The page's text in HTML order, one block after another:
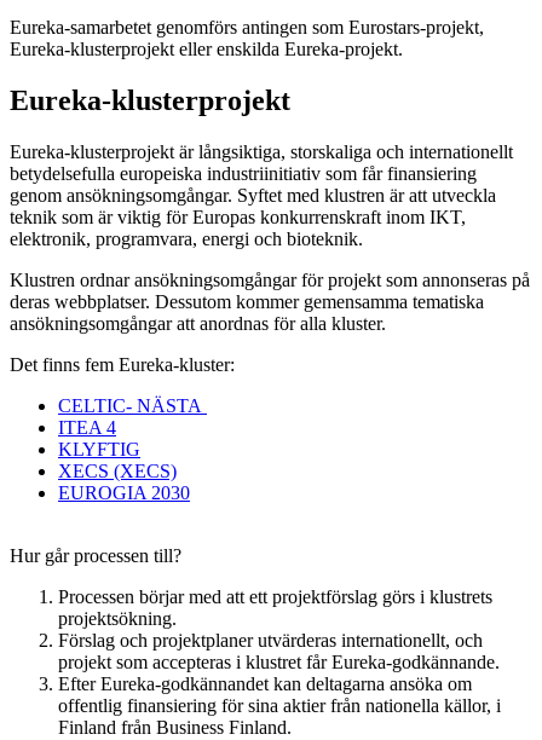
Eureka-samarbetet genomförs antingen som Eurostars-projekt,
Eureka-klusterprojekt eller enskilda Eureka-projekt.
Eureka-klusterprojekt
Eureka-klusterprojekt är långsiktiga, storskaliga och internationellt
betydelsefulla europeiska industriinitiativ som får finansiering
genom ansökningsomgångar. Syftet med klustren är att utveckla
teknik som är viktig för Europas konkurrenskraft inom IKT,
elektronik, programvara, energi och bioteknik.
Klustren ordnar ansökningsomgångar för projekt som annonseras på
deras webbplatser. Dessutom kommer gemensamma tematiska
ansökningsomgångar att anordnas för alla kluster.
Det finns fem Eureka-kluster:
CELTIC- NÄSTA
ITEA 4
KLYFTIG
XECS (XECS)
EUROGIA 2030
Hur går processen till?
Processen börjar med att ett projektförslag görs i klustrets
projektsökning.
Förslag och projektplaner utvärderas internationellt, och
projekt som accepteras i klustret får Eureka-godkännande.
Efter Eureka-godkännandet kan deltagarna ansöka om
offentlig finansiering för sina aktier från nationella källor, i
Finland från Business Finland.